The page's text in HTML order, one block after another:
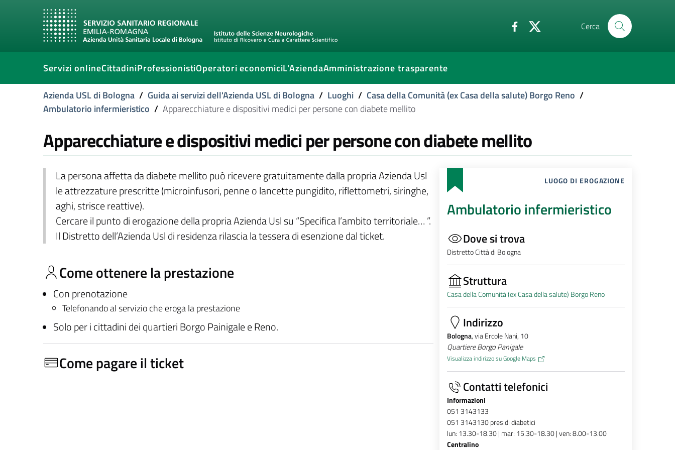
Cerca
Servizi onlineCittadiniProfessionistiOperatori economiciL'AziendaAmministrazione trasparente
Azienda USL di Bologna / Guida ai servizi dell'Azienda USL di Bologna / Luoghi / Casa della Comunità (ex Casa della salute) Borgo Reno /
Ambulatorio infermieristico / Apparecchiature e dispositivi medici per persone con diabete mellito
Apparecchiature e dispositivi medici per persone con diabete mellito
La persona affetta da diabete mellito può ricevere gratuitamente dalla propria Azienda Usl
le attrezzature prescritte (microinfusori, penne o lancette pungidito, riflettometri, siringhe,
aghi, strisce reattive).
Cercare il punto di erogazione della propria Azienda Usl su “Specifica l’ambito territoriale… ”.
Il Distretto dell’Azienda Usl di residenza rilascia la tessera di esenzione dal ticket.
Come ottenere la prestazione
Con prenotazione
Telefonando al servizio che eroga la prestazione
Solo per i cittadini dei quartieri Borgo Painigale e Reno.
Come pagare il ticket
LUOGO DI EROGAZIONE
Ambulatorio infermieristico
Dove si trova
Distretto Città di Bologna
Struttura
Casa della Comunità (ex Casa della salute) Borgo Reno
Indirizzo
Bologna, via Ercole Nani, 10
Quartiere Borgo Panigale
Visualizza indirizzo su Google Maps
Contatti telefonici
Informazioni
051 3143133
051 3143130 presidi diabetici
lun: 13.30-18.30 | mar: 15.30-18.30 | ven: 8.00-13.00
Centralino